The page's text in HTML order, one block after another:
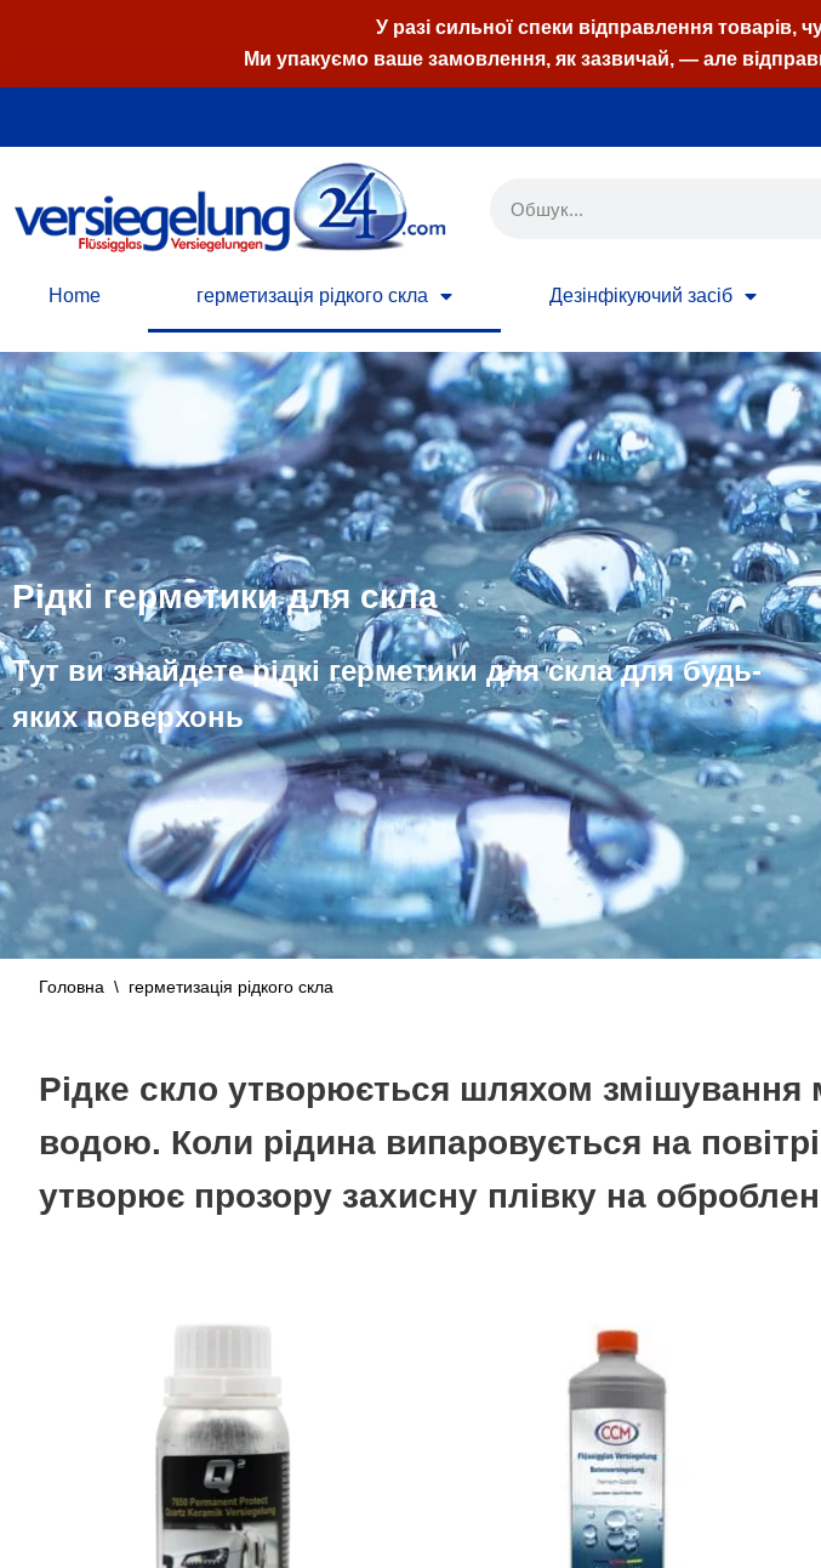
У разі сильної спеки відправлення товарів,
Ми упакуємо ваше замовлення, як зазвичай, — але
Home герметизація рідкого скла Дезінфікуючий засіб
Рідкі герметики для скла
Тут ви знайдете рідкі герметики для скла для будь-
яких поверхонь
Головна \ герметизація рідкого скла
Рідке скло утворюється шляхом змішування
водою. Коли рідина випаровується на
утворює прозору захисну плівку на